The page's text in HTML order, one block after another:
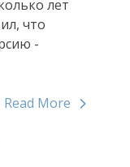
лет
что
-
Read More